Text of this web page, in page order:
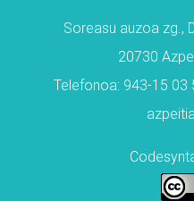
Soreasu auzoa zg.,
20730
Telefonoa: 943-15 03